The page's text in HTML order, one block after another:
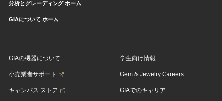
分析とグレーディング ホーム
GIAについて ホーム
GIAの機器について
小売業者サポート
キャンパス ストア
学生向け情報
Gem & Jewelry Careers
GIAでのキャリア